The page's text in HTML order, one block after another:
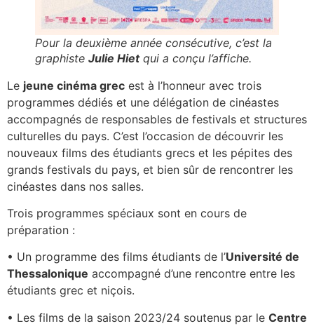
Pour la deuxième année consécutive, c’est la
graphiste Julie Hietqui a conçu l’affiche.
Le jeune cinéma grec est à l’honneur avec trois
programmes dédiés et une délégation de cinéastes
accompagnés de responsables de festivals et structures
culturelles du pays. C’est l’occasion de découvrir les
nouveaux films des étudiants grecs et les pépites des
grands festivals du pays, et bien sûr de rencontrer les
cinéastes dans nos salles.
Trois programmes spéciaux sont en cours de
préparation :
• Un programme des films étudiants de l’Université de
Thessalonique accompagné d’une rencontre entre les
étudiants grec et niçois.
• Les films de la saison 2023/24 soutenus par le Centre